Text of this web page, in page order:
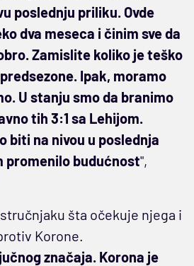
poslednju priliku. Ovde
dva meseca i činim sve da
Zamislite koliko je teško
Ipak, moramo
U stanju smo da branimo
tih 3:1 sa Lehijom.
biti na nivou u poslednja
promenilo budućnost",
šta očekuje njega i
Korone.
značaja. Korona je